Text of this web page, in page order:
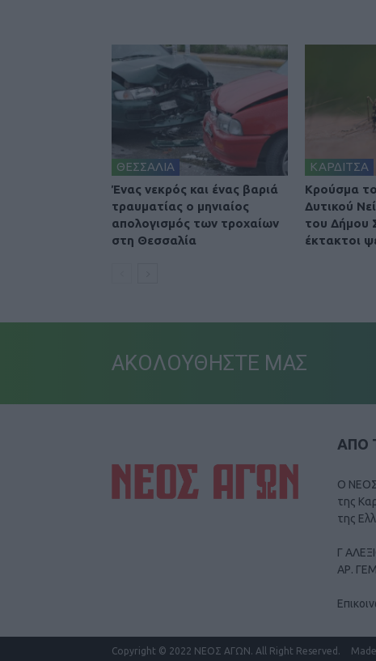
ΘΕΣΣΑΛΙΑ
Ένας νεκρός και ένας βαριά
τραυματίας ο μηνιαίος
απολογισμός των τροχαίων
στη Θεσσαλία
ΚΑΡΔΙΤΣΑ
Κρούσμα
Δυτικού
του Δήμου
έκτακτοι
ΑΚΟΛΟΥΘΗΣΤΕ ΜΑΣ
ΑΠΟ
Ο ΝΕΟΣ
της
της
Γ
ΑΡ.
Copyright © 2022 ΝΕΟΣ ΑΓΩΝ. All Right Reserved.